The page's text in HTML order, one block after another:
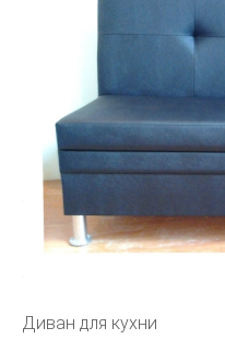
Диван для кухни